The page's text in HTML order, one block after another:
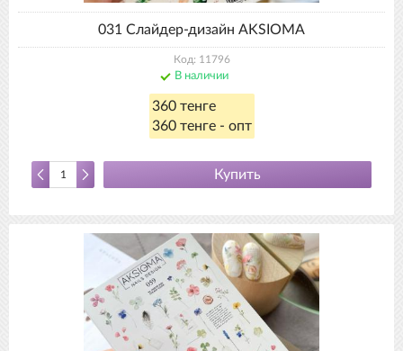
031 Слайдер-дизайн AKSIOMA
Код: 11796
В наличии
360 тенге
360 тенге - опт
Купить